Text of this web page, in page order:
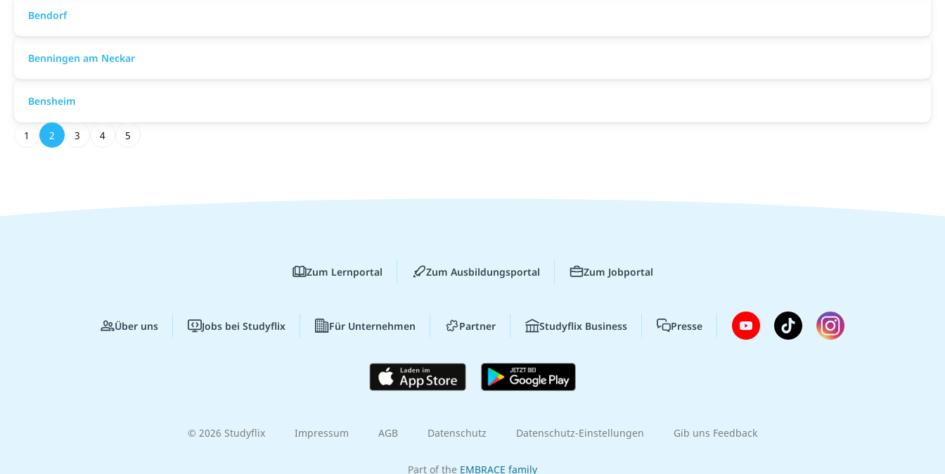
Bendorf
Benningen am Neckar
Bensheim
1 2 3 4 5
Zum Lernportal Zum Ausbildungsportal Zum Jobportal
Über uns Jobs bei Studyflix Für Unternehmen Partner Studyflix Business Presse
© 2026 Studyflix Impressum AGB Datenschutz Datenschutz-Einstellungen Gib uns Feedback
Part of the EMBRACE family